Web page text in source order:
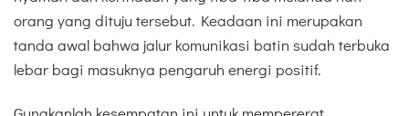
orang yang dituju tersebut. Keadaan ini merupakan
tanda awal bahwa jalur komunikasi batin sudah terbuka
lebar bagi masuknya pengaruh energi positif.